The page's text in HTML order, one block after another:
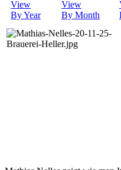
By Year By Month